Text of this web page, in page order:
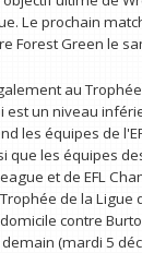
Le prochain
Forest Green le
au
est un niveau
les équipes de
que les équipes
et de EFL
de la Ligue
contre
(mardi 5